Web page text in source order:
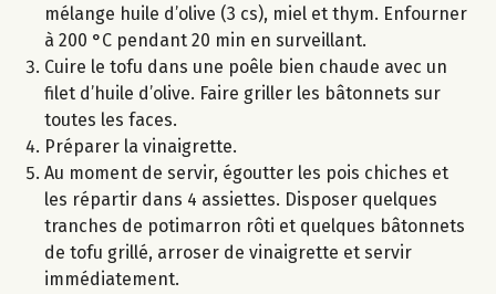
mélange huile d’olive (3 cs), miel et thym. Enfourner
à 200 °C pendant 20 min en surveillant.
Cuire le tofu dans une poêle bien chaude avec un
filet d’huile d’olive. Faire griller les bâtonnets sur
toutes les faces.
Préparer la vinaigrette.
Au moment de servir, égoutter les pois chiches et
les répartir dans 4 assiettes. Disposer quelques
tranches de potimarron rôti et quelques bâtonnets
de tofu grillé, arroser de vinaigrette et servir
immédiatement.